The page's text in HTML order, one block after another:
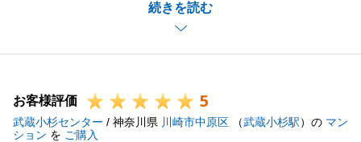
続きを読む
じますが、無事に素敵な不動産に巡り合えたこと、担
当としてもとても嬉しく存じます。
誠におめでとうございました。
くださいませ。
引き続きどうぞ宜しくお願いいたします。
お客様評価 5
武蔵小杉センター / 神奈川県 川崎市中原区 （武蔵小杉駅）の マン
ション を ご購入